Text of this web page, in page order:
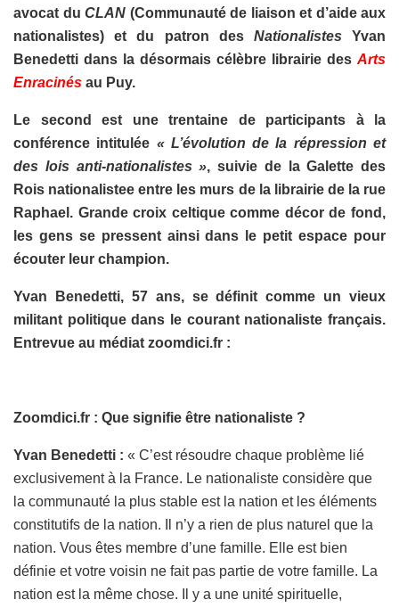
avocat du CLAN (Communauté de liaison et d’aide aux
nationalistes) et du patron des Nationalistes Yvan
Benedetti dans la désormais célèbre librairie des Arts
Enracinés au Puy.
Le second est une trentaine de participants à la
conférence intitulée « L’évolution de la répression et
des lois anti-nationalistes », suivie de la Galette des
Rois nationalistee entre les murs de la librairie de la rue
Raphael. Grande croix celtique comme décor de fond,
les gens se pressent ainsi dans le petit espace pour
écouter leur champion.
Yvan Benedetti, 57 ans, se définit comme un vieux
militant politique dans le courant nationaliste français.
Entrevue au médiat zoomdici.fr :
Zoomdici.fr : Que signifie être nationaliste ?
Yvan Benedetti : « C’est résoudre chaque problème lié
exclusivement à la France. Le nationaliste considère que
la communauté la plus stable est la nation et les éléments
constitutifs de la nation. Il n’y a rien de plus naturel que la
nation. Vous êtes membre d’une famille. Elle est bien
définie et votre voisin ne fait pas partie de votre famille. La
nation est la même chose. Il y a une unité spirituelle,